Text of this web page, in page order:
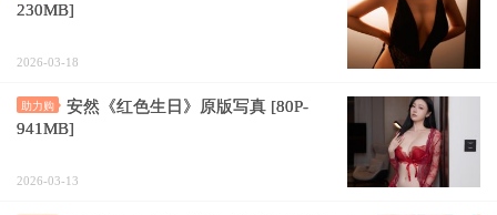
230MB]
2026-03-18
助力购
安然《红色生日》原版写真 [80P-
941MB]
2026-03-13